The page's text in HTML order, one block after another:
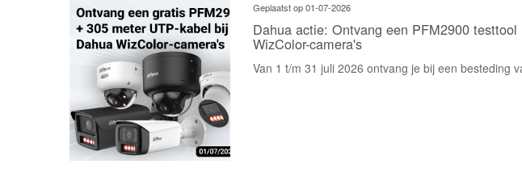
Geplaatst op 01-07-2026
Dahua actie: Ontvang een PFM2900 testtool
WizColor-camera's
Van 1 t/m 31 juli 2026 ontvang je bij een besteding